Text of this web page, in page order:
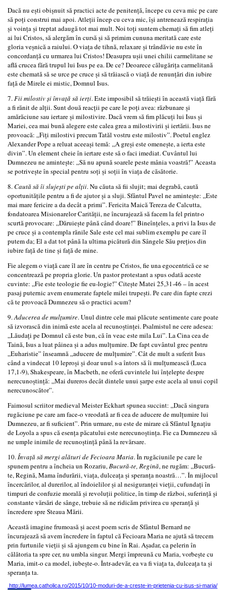
Dacă nu ești obișnuit să practici acte de penitență, începe cu ceva mic pe care
să poți construi mai apoi. Atleții încep cu ceva mic, își antrenează respirația
și voința și treptat adaugă tot mai mult. Noi toți suntem chemați să fim atleți
ai lui Cristos, să alergăm în cursă și să primim cununa meritată care este
gloria veșnică a raiului. O viața de tihnă, relaxare și trândăvie nu este în
concordanță cu urmarea lui Cristos! Deasupra ușii unei chilii carmelitane se
află crucea fără trupul lui Isus pe ea. De ce? Deoarece călugărița carmelitană
este chemată să se urce pe cruce și să trăiască o viață de renunțări din iubire
față de Mirele ei mistic, Domnul Isus.
7.Fii milostiv și învață să ierți. Este imposibil să trăiești în această viață fără
a fi rănit de alții. Sunt două reacții pe care le poți avea: răzbunare și
amărăciune sau iertare și milostivire. Dacă vrem să fim plăcuți lui Isus și
Mariei, cea mai bună alegere este calea grea a milostivirii și iertării. Isus ne
provoacă: „Fiți milostivi precum Tatăl vostru este milostiv”. Poetul englez
Alexander Pope a reluat aceeași temă: „A greși este omenește, a ierta este
divin”. Un element cheie în iertare este să o faci imediat. Cuvântul lui
Dumnezeu ne amintește: „Să nu apună soarele peste mânia voastră!” Aceasta
se potrivește în special pentru soți și soții în viața de căsătorie.
8.Caută să îi slujești pe alții. Nu căuta să fii slujit; mai degrabă, caută
oportunitățile pentru a fi de ajutor și a sluji. Sfântul Pavel ne amintește: „Este
mai mare fericire a da decât a primi”. Fericita Maică Tereza de Calcutta,
fondatoarea Misionarelor Carității, ne încurajează să facem la fel printr-o
scurtă provocare: „Dăruiește până când doare!” Bineînțeles, a privi la Isus de
pe cruce și a contempla rănile Sale este cel mai sublim exemplu pe care îl
putem da; El a dat tot până la ultima picătură din Sângele Său prețios din
iubire față de tine și față de mine.
Fie alegem o viață care îl are în centru pe Cristos, fie una egocentrică ce se
concentrează pe propria glorie. Un pastor protestant a spus odată aceste
cuvinte: „Fie este teologie fie eu-logie!” Citește Matei 25,31-46 – în acest
pasaj puternic avem enumerate faptele milei trupești. Pe care din fapte crezi
că te provoacă Dumnezeu să o practici acum?
9.Aducerea de mulțumire. Unul dintre cele mai plăcute sentimente care poate
să izvorască din inimă este acela al recunoștinței. Psalmistul ne cere adesea:
„Lăudați pe Domnul că este bun, că în veac este mila Lui”. La Cina cea de
Taină, Isus a luat pâinea și a adus mulțumire. De fapt cuvântul grec pentru
„Euharistie” înseamnă „aducere de mulțumire”. Cât de mult a suferit Isus
când a vindecat 10 leproși și doar unul s-a întors să îi mulțumească (Luca
17,1-9), Shakespeare, în Macbeth, ne oferă cuvintele lui înțelepte despre
nerecunoștință: „Mai dureros decât dintele unui șarpe este acela al unui copil
nerecunoscător”.
Faimosul scriitor medieval Meister Eckhart spunea succint: „Dacă singura
rugăciune pe care am face-o vreodată ar fi cea de aducere de mulțumire lui
Dumnezeu, ar fi suficient”. Prin urmare, nu este de mirare că Sfântul Ignațiu
de Loyola a spus că esența păcatului este nerecunoștința. Fie ca Dumnezeu să
ne umple inimile de recunoștință până la revărsare.
10.Învață să mergi alături de Fecioara Maria. În rugăciunile pe care le
spunem pentru a încheia un Rozariu,Bucură-te, Regină, ne rugăm: „Bucură-
te, Regină, Mama îndurării, viața, dulceața și speranța noastră…”. În mijlocul
încercărilor, al durerilor, al îndoielilor și al nesiguranței vieții, cufundați în
timpuri de confuzie morală și revoluții politice, în timp de război, suferință și
constante vărsări de sânge, trebuie să ne ridicăm privirea cu speranță și
încredere spre Steaua Mării.
Această imagine frumoasă și acest poem scris de Sfântul Bernard ne
încurajează să avem încredere în faptul că Fecioara Maria ne ajută să trecem
prin furtunile vieții și să ajungem cu bine în Rai. Așadar, ca pelerin în
călătoria ta spre cer, nu umbla singur. Mergi împreună cu Maria, vorbește cu
Maria, imit-o ca model, iubește-o. Într-adevăr, ea va fi viața ta, dulceața ta și
speranța ta.
http://lumea.catholica.ro/2015/10/10-moduri-de-a-creste-in-prietenia-cu-isus-si-maria/